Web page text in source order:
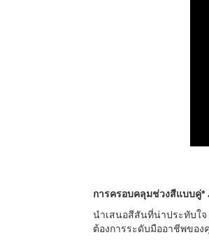
การครอบคลุมช่วงสีแบบคู่*
นำเสนอสีสันที่น่าประทับใ
ต้องการระดับมืออาชีพของ